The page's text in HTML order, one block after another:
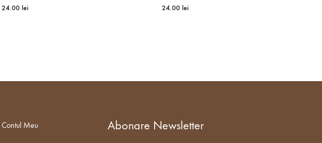
24.00 lei 24.00 lei
Contul Meu Abonare Newsletter